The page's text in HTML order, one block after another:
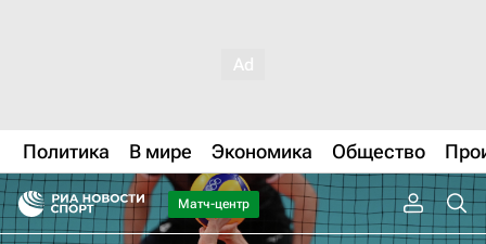
Политика В мире Экономика Общество
Матч-центр